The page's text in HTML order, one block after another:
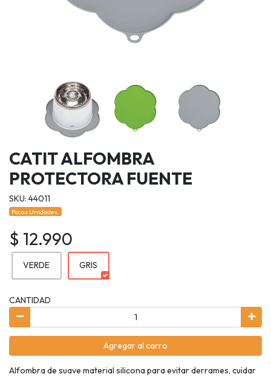
CATIT ALFOMBRA
PROTECTORA FUENTE
SKU: 44011
Pocas Unidades.
$ 12.990
VERDE GRIS
CANTIDAD
Agregar al carro
Alfombra de suave material silicona para evitar derrames, cuidar